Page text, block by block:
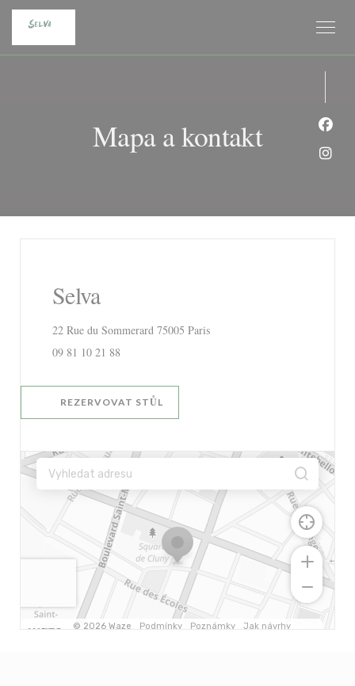
Panel pro správu cookies
Mapa a kontakt
Selva
22 Rue du Sommerard 75005 Paris((otevře se v novém okně))
09 81 10 21 88
REZERVOVAT STŮL